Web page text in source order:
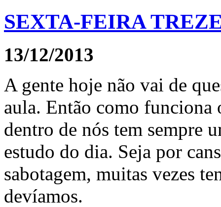
SEXTA-FEIRA
13/12/2013
A gente hoje não vai de
aula. Então como
dentro de nós tem sempre
estudo do dia. Seja por
sabotagem, muitas vezes
devíamos.